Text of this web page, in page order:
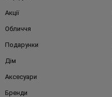
Акції
Обличчя
Подарунки
Дім
Аксесуари
Бренди